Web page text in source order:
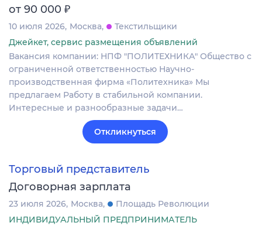
от 90 000 ₽
10 июля 2026 Москва
Текстильщики
Джейкет, сервис размещения объявлений
Вакансия компании: НПФ "ПОЛИТЕХНИКА" Общество с
ограниченной ответственностью Научно-
производственная фирма «Политехника» Мы
предлагаем Работу в стабильной компании.
Интересные и разнообразные задачи…
Откликнуться
Торговый представитель
Договорная зарплата
23 июля 2026 Москва
Площадь Революции
ИНДИВИДУАЛЬНЫЙ ПРЕДПРИНИМАТЕЛЬ